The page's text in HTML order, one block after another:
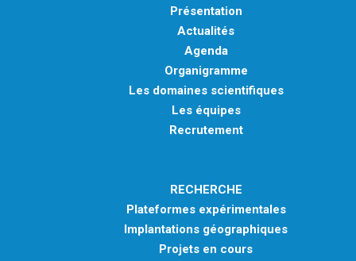
Présentation
Actualités
Agenda
Organigramme
Les domaines scientifiques
Les équipes
Recrutement
RECHERCHE
Plateformes expérimentales
Implantations géographiques
Projets en cours